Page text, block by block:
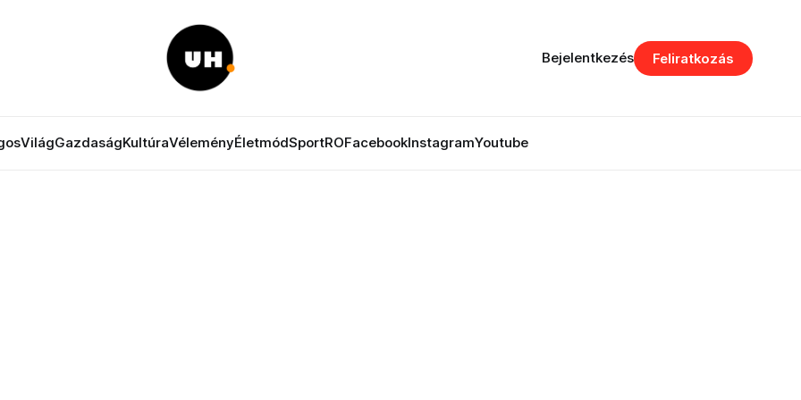
VilágGazdaságKultúraVéleményÉletmódSportROFacebookInstagramYoutube
Bejelentkezés Feliratkozás